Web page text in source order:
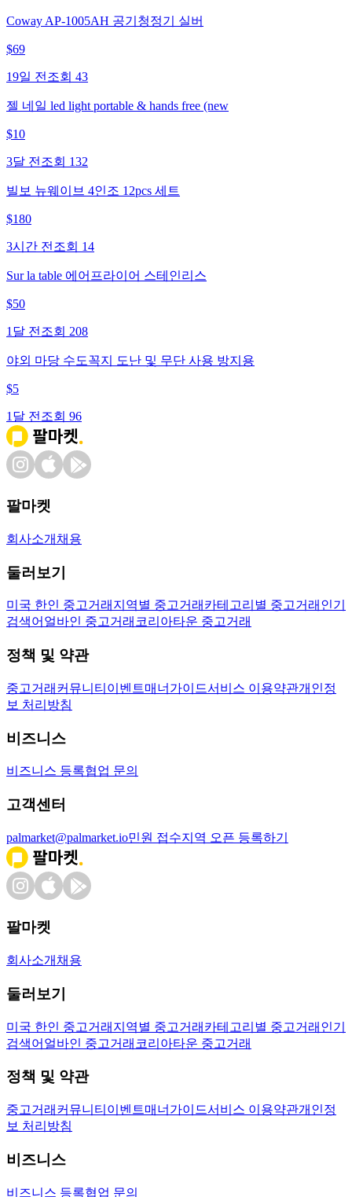
Coway AP-1005AH 공기청정기 실버
$69
19일 전 조회 43
젤 네일 led light portable & hands free (new
$10
3달 전 조회 132
빌보 뉴웨이브 4인조 12pcs 세트
$180
3시간 전 조회 14
Sur la table 에어프라이어 스테인리스
$50
1달 전 조회 208
야외 마당 수도꼭지 도난 및 무단 사용 방지용
$5
1달 전 조회 96
팔마켓
회사소개 채용
둘러보기
미국 한인 중고거래 지역별 중고거래 카테고리별 중고거래 인기
검색어 얼바인 중고거래 코리아타운 중고거래
정책 및 약관
중고거래 커뮤니티 이벤트매너가이드서비스 이용약관개인정
보 처리방침
비즈니스
비즈니스 등록협업 문의
고객센터
palmarket@palmarket.io민원 접수지역 오픈 등록하기
팔마켓
회사소개 채용
둘러보기
미국 한인 중고거래 지역별 중고거래 카테고리별 중고거래 인기
검색어 얼바인 중고거래 코리아타운 중고거래
정책 및 약관
중고거래 커뮤니티 이벤트매너가이드서비스 이용약관개인정
보 처리방침
비즈니스
비즈니스 등록협업 문의